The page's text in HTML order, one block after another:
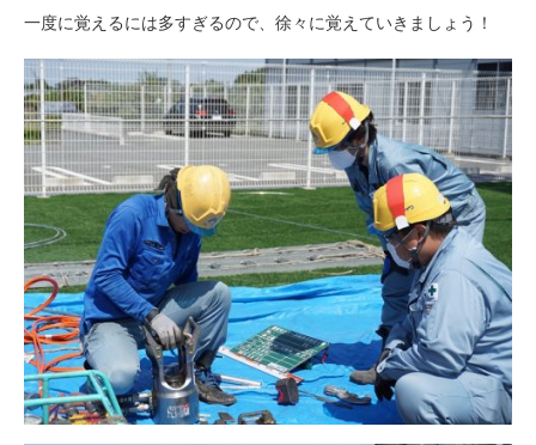
一度に覚えるには多すぎるので、徐々に覚えていきましょう！